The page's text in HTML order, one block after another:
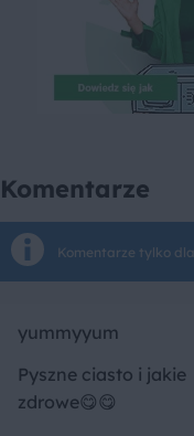
Komentarze
Komentarze tylko
yummyyum
Pyszne ciasto i jakie
zdrowe😋😋